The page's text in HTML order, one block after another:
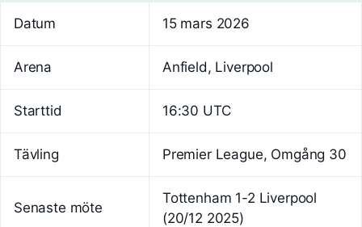
Datum 15 mars 2026
Arena Anfield, Liverpool
Starttid 16:30 UTC
Tävling Premier League, Omgång 30
Senaste möte
Tottenham 1-2 Liverpool
(20/12 2025)